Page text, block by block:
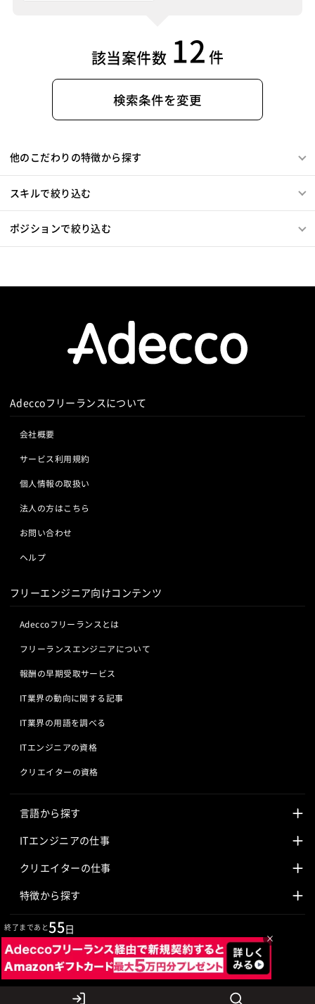
該当案件数 12 件
検索条件を変更
他のこだわりの特徴から探す
スキルで絞り込む
ポジションで絞り込む
Adeccoフリーランスについて
会社概要
サービス利用規約
個人情報の取扱い
法人の方はこちら
お問い合わせ
ヘルプ
フリーエンジニア向けコンテンツ
Adeccoフリーランスとは
フリーランスエンジニアについて
報酬の早期受取サービス
IT業界の動向に関する記事
IT業界の用語を調べる
ITエンジニアの資格
クリエイターの資格
言語から探す
Javaの求人
PHPの求人
Rubyの求人
Objective-Cの求人
jQueryの求人
HTML5の求人
COBOLの求人
ITエンジニアの仕事
LAMPエンジニア
Javaエンジニア
サーバーエンジニア
ネットワークエンジニア
ネイティブアプリ開発
ゲームプログラマ
クリエイターの仕事
Webディレクター
Webデザイナー
フロントエンドエンジニア
アートディレクター
イラストレーター
特徴から探す
未経験も活躍中
初心者レベル歓迎
40歳以上も活躍中
外国人も活躍中
©Adecco2026
×
終了まであと55日